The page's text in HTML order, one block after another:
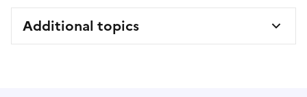
Additional topics